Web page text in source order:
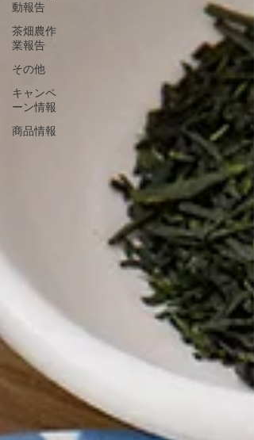
動報告
茶畑農作
業報告
その他
キャンペ
ーン情報
商品情報